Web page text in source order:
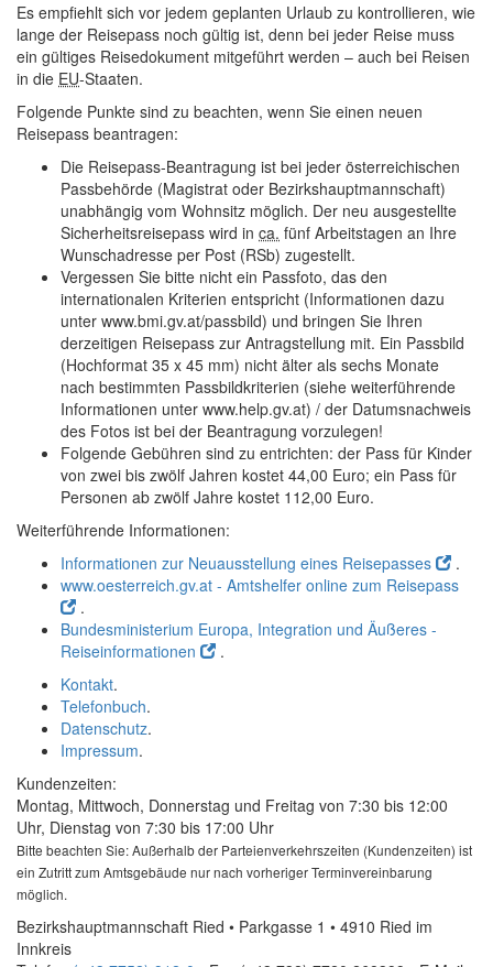
Es empfiehlt sich vor jedem geplanten Urlaub zu kontrollieren, wie
lange der Reisepass noch gültig ist, denn bei jeder Reise muss
ein gültiges Reisedokument mitgeführt werden – auch bei Reisen
in die EU-Staaten.
Folgende Punkte sind zu beachten, wenn Sie einen neuen
Reisepass beantragen:
Die Reisepass-Beantragung ist bei jeder österreichischen
Passbehörde (Magistrat oder Bezirkshauptmannschaft)
unabhängig vom Wohnsitz möglich. Der neu ausgestellte
Sicherheitsreisepass wird in ca. fünf Arbeitstagen an Ihre
Wunschadresse per Post (RSb) zugestellt.
Vergessen Sie bitte nicht ein Passfoto, das den
internationalen Kriterien entspricht (Informationen dazu
unter www.bmi.gv.at/passbild) und bringen Sie Ihren
derzeitigen Reisepass zur Antragstellung mit. Ein Passbild
(Hochformat 35 x 45 mm) nicht älter als sechs Monate
nach bestimmten Passbildkriterien (siehe weiterführende
Informationen unter www.help.gv.at) / der Datumsnachweis
des Fotos ist bei der Beantragung vorzulegen!
Folgende Gebühren sind zu entrichten: der Pass für Kinder
von zwei bis zwölf Jahren kostet 44,00 Euro; ein Pass für
Personen ab zwölf Jahre kostet 112,00 Euro.
Weiterführende Informationen:
Informationen zur Neuausstellung eines Reisepasses
.
www.oesterreich.gv.at - Amtshelfer online zum Reisepass
.
Bundesministerium Europa, Integration und Äußeres -
Reiseinformationen
.
Kontakt.
Telefonbuch.
Datenschutz.
Impressum.
Kundenzeiten:
Montag, Mittwoch, Donnerstag und Freitag von 7:30 bis 12:00
Uhr, Dienstag von 7:30 bis 17:00 Uhr
Bitte beachten Sie: Außerhalb der Parteienverkehrszeiten (Kundenzeiten) ist
ein Zutritt zum Amtsgebäude nur nach vorheriger Terminvereinbarung
möglich.
Bezirkshauptmannschaft Ried • Parkgasse 1 • 4910 Ried im
Innkreis